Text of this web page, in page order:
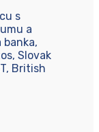
s
a
banka,
Slovak
British